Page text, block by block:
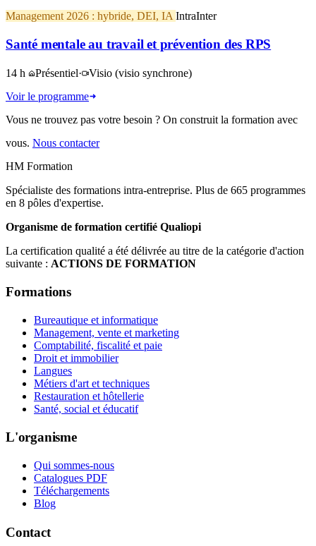
Management 2026 : hybride, DEI, IA IntraInter
Santé mentale au travail et prévention des RPS
14 h Présentiel· Visio (visio synchrone)
Voir le programme
Vous ne trouvez pas votre besoin ? On construit la formation avec
vous. Nous contacter
HM Formation
Spécialiste des formations intra-entreprise. Plus de 665 programmes
en 8 pôles d'expertise.
Organisme de formation certifié Qualiopi
La certification qualité a été délivrée au titre de la catégorie d'action
suivante : ACTIONS DE FORMATION
Formations
Bureautique et informatique
Management, vente et marketing
Comptabilité, fiscalité et paie
Droit et immobilier
Langues
Métiers d'art et techniques
Restauration et hôtellerie
Santé, social et éducatif
L'organisme
Qui sommes-nous
Catalogues PDF
Téléchargements
Blog
Contact